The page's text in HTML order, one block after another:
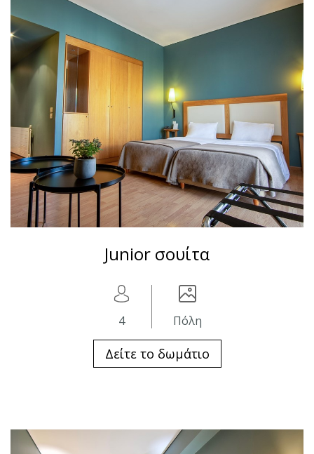
Junior σουίτα
4 Πόλη
Δείτε το δωμάτιο